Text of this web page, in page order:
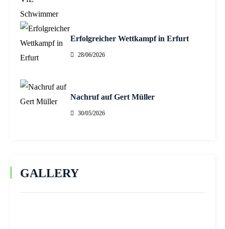
Erfolgreicher Wettkampf in Erfurt
28/06/2026
Nachruf auf Gert Müller
30/05/2026
GALLERY